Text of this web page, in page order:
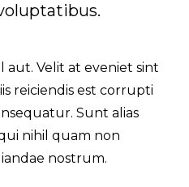
aut. Velit at eveniet sint
reiciendis est corrupti
Sunt alias
nihil quam non
nostrum.